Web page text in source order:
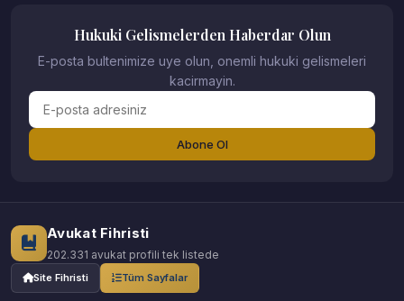
Hukuki Gelismelerden Haberdar Olun
E-posta bultenimize uye olun, onemli hukuki gelismeleri
kacirmayin.
Abone Ol
Avukat Fihristi
202.331 avukat profili tek listede
Site Fihristi Tüm Sayfalar